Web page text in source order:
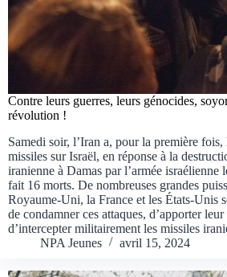
Contre leurs guerres, leurs génocides,
révolution !
Samedi soir, l’Iran a, pour la première
missiles sur Israël, en réponse à la
iranienne à Damas par l’armée israélienne
fait 16 morts. De nombreuses grandes
Royaume-Uni, la France et les États-Unis
de condamner ces attaques, d’apporter
d’intercepter militairement les missiles
NPA Jeunes
avril 15, 2024